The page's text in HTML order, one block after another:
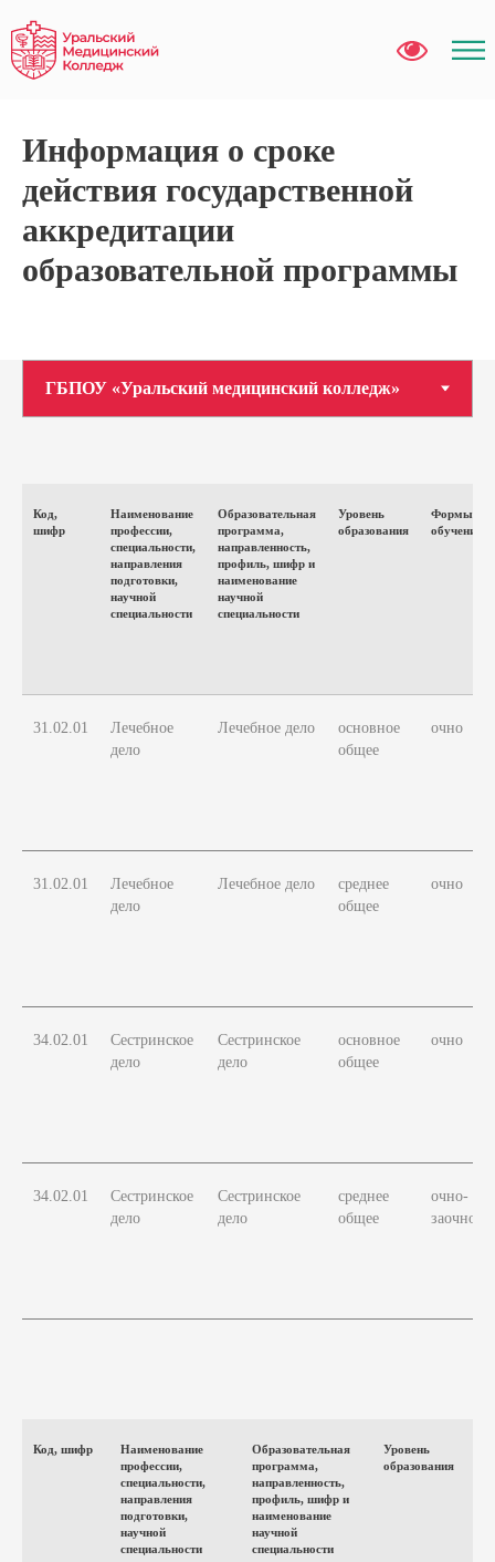
Информация о сроке
действия государственной
аккредитации
образовательной программы
Код,
шифр
Наименование
профессии,
специальности,
направления
подготовки,
научной
специальности
Образовательная
программа,
направленность,
профиль, шифр и
наименование
научной
специальности
Уровень
образования
Формы
обучения
31.02.01
Лечебное
дело
Лечебное дело
основное
общее
очно
31.02.01
Лечебное
дело
Лечебное дело
среднее
общее
очно
34.02.01
Сестринское
дело
Сестринское
дело
основное
общее
очно
34.02.01
Сестринское
дело
Сестринское
дело
среднее
общее
очно-
заочно
Код, шифр
Наименование
профессии,
специальности,
направления
подготовки,
научной
специальности
Образовательная
программа,
направленность,
профиль, шифр и
наименование
научной
специальности
Уровень
образования